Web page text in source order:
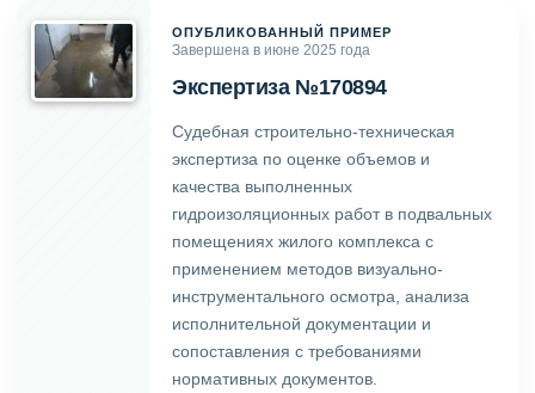
ОПУБЛИКОВАННЫЙ ПРИМЕР
Завершена в июне 2025 года
Экспертиза №170894
Судебная строительно-техническая
экспертиза по оценке объемов и
качества выполненных
гидроизоляционных работ в подвальных
помещениях жилого комплекса с
применением методов визуально-
инструментального осмотра, анализа
исполнительной документации и
сопоставления с требованиями
нормативных документов.